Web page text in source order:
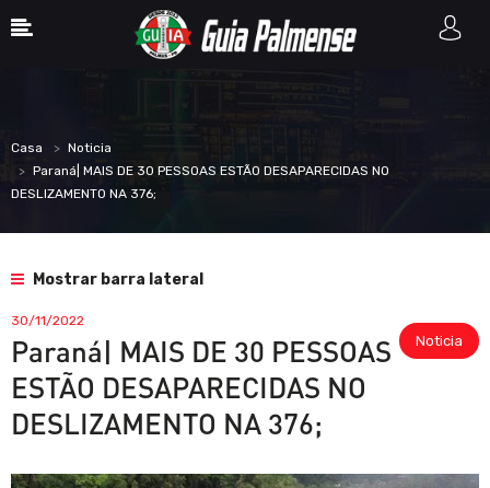
Casa
Noticia
Paraná| MAIS DE 30 PESSOAS ESTÃO DESAPARECIDAS NO
DESLIZAMENTO NA 376;
Mostrar barra lateral
Noticia
30/11/2022
Paraná| MAIS DE 30 PESSOAS
ESTÃO DESAPARECIDAS NO
DESLIZAMENTO NA 376;